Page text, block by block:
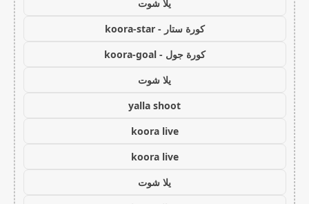
يلا شوت
كورة ستار - koora-star
كورة جول - koora-goal
يلا شوت
yalla shoot
koora live
koora live
يلا شوت